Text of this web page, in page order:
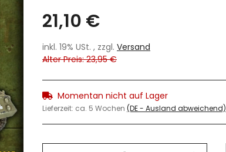
21,10 €
inkl. 19% USt. , zzgl. Versand
Alter Preis: 23,95 €
Momentan nicht auf Lager
Lieferzeit: ca. 5 Wochen (DE - Ausland abweichend)